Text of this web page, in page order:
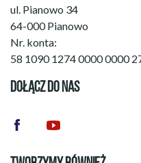
ul. Pianowo 34
64-000 Pianowo
Nr. konta:
58 1090 1274 0000 0000
DOŁĄCZ DO NAS